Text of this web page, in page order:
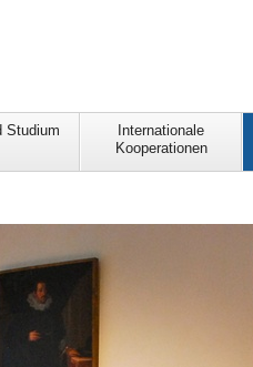
Studium
Internationale
Kooperationen